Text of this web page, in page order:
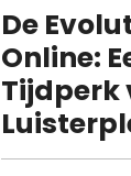
De
Online:
Tijdperk